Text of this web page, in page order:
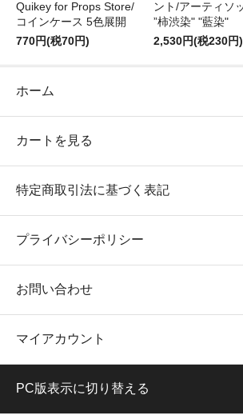
Quikey for Props Store/
コインケース 5色展開
770円(税70円)
ント/アーティソ
”柿渋染" "藍染"
2,530円(税230円)
ホーム
カートを見る
特定商取引法に基づく表記
プライバシーポリシー
お問い合わせ
マイアカウント
PC版表示に切り替える